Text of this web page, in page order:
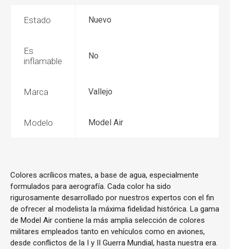
Estado Nuevo
Es
inflamable
No
Marca Vallejo
Modelo Model Air
Colores acrílicos mates, a base de agua, especialmente
formulados para aerografía. Cada color ha sido
rigurosamente desarrollado por nuestros expertos con el fin
de ofrecer al modelista la máxima fidelidad histórica. La gama
de Model Air contiene la más amplia selección de colores
militares empleados tanto en vehículos como en aviones,
desde conflictos de la I y II Guerra Mundial, hasta nuestra era.